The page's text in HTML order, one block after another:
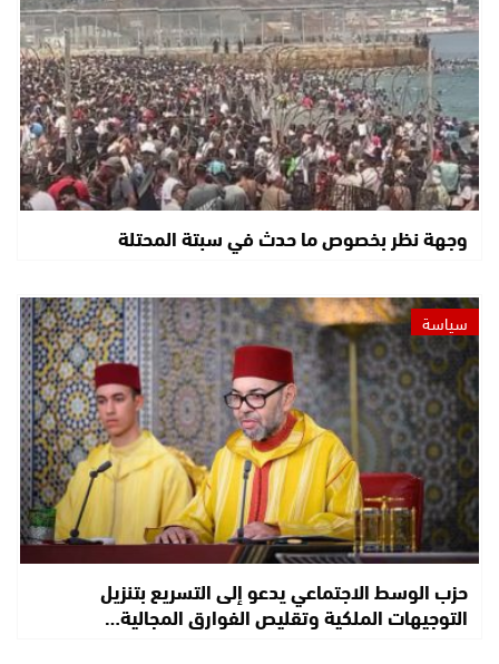
وجهة نظر بخصوص ما حدث في سبتة المحتلة
سياسة
حزب الوسط الاجتماعي يدعو إلى التسريع بتنزيل
التوجيهات الملكية وتقليص الفوارق المجالية…